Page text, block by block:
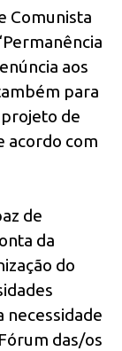
Comunista
aos
para
de
acordo com
de
da
do
necessidade
das/os